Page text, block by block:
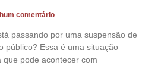
comentário
passando por uma suspensão de
público? Essa é uma situação
pode acontecer com